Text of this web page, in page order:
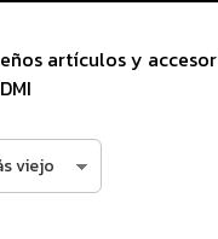
artículos y